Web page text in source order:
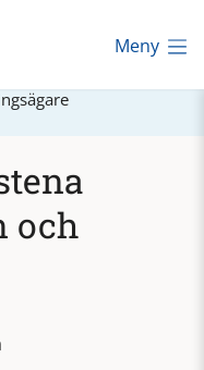
Meny
och